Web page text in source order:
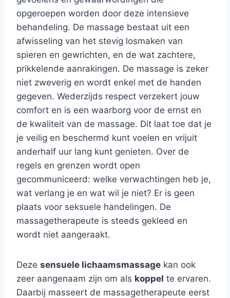
opgeroepen worden door deze intensieve
behandeling. De massage bestaat uit een
afwisseling van het stevig losmaken van
spieren en gewrichten, en de wat zachtere,
prikkelende aanrakingen. De massage is zeker
niet zweverig en wordt enkel met de handen
gegeven. Wederzijds respect verzekert jouw
comfort en is een waarborg voor de ernst en
de kwaliteit van de massage. Dit laat toe dat je
je veilig en beschermd kunt voelen en vrijuit
anderhalf uur lang kunt genieten. Over de
regels en grenzen wordt open
gecommuniceerd: welke verwachtingen heb je,
wat verlang je en wat wil je niet? Er is geen
plaats voor seksuele handelingen. De
massagetherapeute is steeds gekleed en
wordt niet aangeraakt.
Deze sensuele lichaamsmassage kan ook
zeer aangenaam zijn om als koppel te ervaren.
Daarbij masseert de massagetherapeute eerst